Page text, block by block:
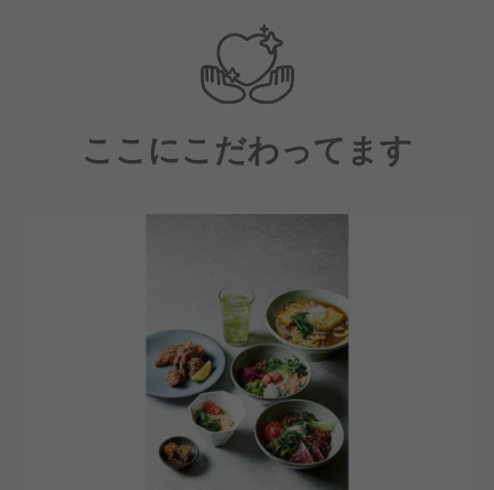
いのも特徴の一つです。
運営元である「カフェ・カンパニー」の事業テーマ
は、単に"飲食店を作る"ということではなく、"人と人
との出会いの場を創出する"ことです。
ティを創造する、次世代に不可欠なインフラだと考え
生み出し、みずみずしい情緒感あふれる地域社会の実
現を目指しています。
【求める人物像】
私たちの考えに共感・賛同していただけることを前提
端的にいえば、「自分の意志・想い・考えをしっかり
ここにこだわってます